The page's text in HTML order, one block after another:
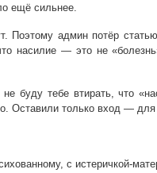
ещё сильнее.
Поэтому админ потёр
насилие — это не
буду тебе втирать, что
Оставили только вход — для
с истеричкой-